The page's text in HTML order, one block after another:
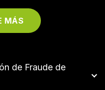
MÁS
de Fraude de